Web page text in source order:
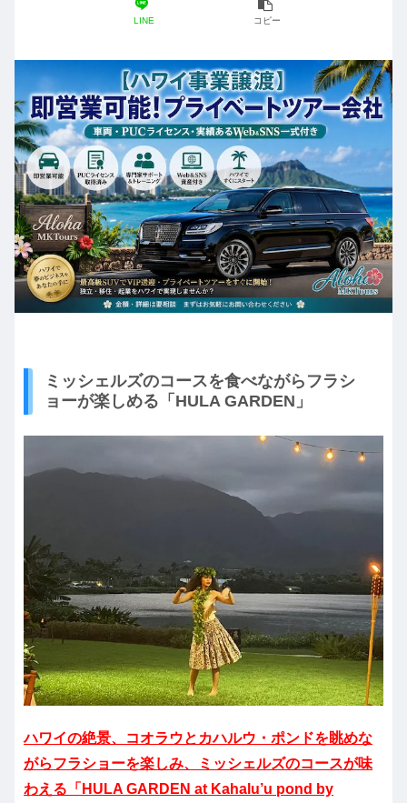
LINE コピー
ミッシェルズのコースを食べながらフラシ
ョーが楽しめる「HULA GARDEN」
ハワイの絶景、コオラウとカハルウ・ポンドを眺めな
がらフラショーを楽しみ、ミッシェルズのコースが味
わえる「HULA GARDEN at Kahalu’u pond by